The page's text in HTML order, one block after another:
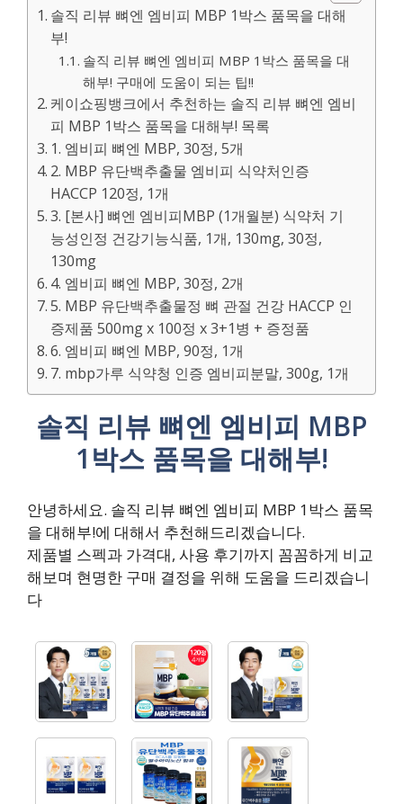
솔직 리뷰 뼈엔 엠비피 MBP 1박스 품목을 대해
부!
솔직 리뷰 뼈엔 엠비피 MBP 1박스 품목을 대
해부! 구매에 도움이 되는 팁!!
케이쇼핑뱅크에서 추천하는 솔직 리뷰 뼈엔 엠비
피 MBP 1박스 품목을 대해부! 목록
1. 엠비피 뼈엔 MBP, 30정, 5개
2. MBP 유단백추출물 엠비피 식약처인증
HACCP 120정, 1개
3. [본사] 뼈엔 엠비피MBP (1개월분) 식약처 기
능성인정 건강기능식품, 1개, 130mg, 30정,
130mg
4. 엠비피 뼈엔 MBP, 30정, 2개
5. MBP 유단백추출물정 뼈 관절 건강 HACCP 인
증제품 500mg x 100정 x 3+1병 + 증정품
6. 엠비피 뼈엔 MBP, 90정, 1개
7. mbp가루 식약청 인증 엠비피분말, 300g, 1개
솔직 리뷰 뼈엔 엠비피 MBP
1박스 품목을 대해부!
안녕하세요. 솔직 리뷰 뼈엔 엠비피 MBP 1박스 품목
을 대해부!에 대해서 추천해드리겠습니다.
제품별 스펙과 가격대, 사용 후기까지 꼼꼼하게 비교
해보며 현명한 구매 결정을 위해 도움을 드리겠습니
다